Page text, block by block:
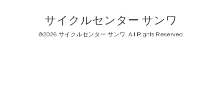
サイクルセンター サンワ
©2026 サイクルセンター サンワ. All Rights Reserved.